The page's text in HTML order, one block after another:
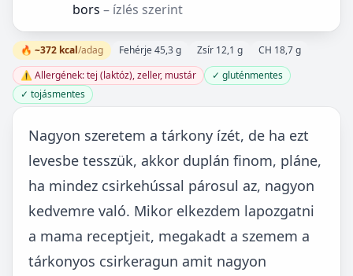
bors – ízlés szerint
🔥 ~372 kcal/adag Fehérje 45,3 g Zsír 12,1 g
CH 18,7 g
⚠️ Allergének: tej (laktóz), zeller, mustár
✓ gluténmentes
✓ tojásmentes
Nagyon szeretem a tárkony ízét, de ha ezt
levesbe tesszük, akkor duplán finom, pláne,
ha mindez csirkehússal párosul az, nagyon
kedvemre való. Mikor elkezdem lapozgatni
a mama receptjeit, megakadt a szemem a
tárkonyos csirkeragun amit nagyon